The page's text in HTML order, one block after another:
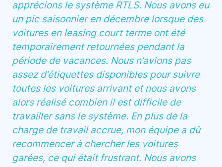
apprécions le système RTLS. Nous avons eu
un pic saisonnier en décembre lorsque des
voitures en leasing court terme ont été
temporairement retournées pendant la
période de vacances. Nous n’avions pas
assez d’étiquettes disponibles pour suivre
toutes les voitures arrivant et nous avons
alors réalisé combien il est difficile de
travailler sans le système. En plus de la
charge de travail accrue, mon équipe a dû
recommencer à chercher les voitures
garées, ce qui était frustrant. Nous avons